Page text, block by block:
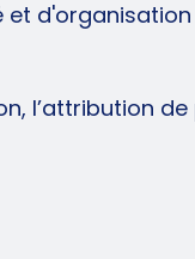
d'organisation
l’attribution